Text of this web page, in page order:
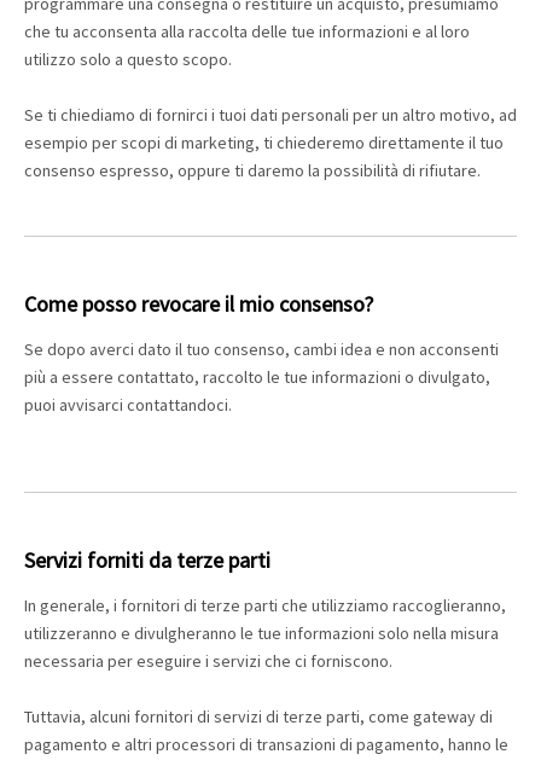
che tu acconsenta alla raccolta delle tue informazioni e al loro
utilizzo solo a questo scopo.
Se ti chiediamo di fornirci i tuoi dati personali per un altro motivo, ad
esempio per scopi di marketing, ti chiederemo direttamente il tuo
consenso espresso, oppure ti daremo la possibilità di rifiutare.
Come posso revocare il mio consenso?
Se dopo averci dato il tuo consenso, cambi idea e non acconsenti
più a essere contattato, raccolto le tue informazioni o divulgato,
puoi avvisarci contattandoci.
Servizi forniti da terze parti
In generale, i fornitori di terze parti che utilizziamo raccoglieranno,
utilizzeranno e divulgheranno le tue informazioni solo nella misura
necessaria per eseguire i servizi che ci forniscono.
Tuttavia, alcuni fornitori di servizi di terze parti, come gateway di
pagamento e altri processori di transazioni di pagamento, hanno le